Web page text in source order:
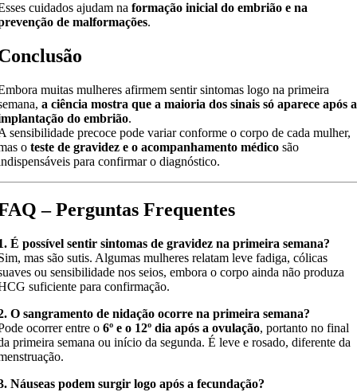
cuidados ajudam naformação inicial do embrião e na
de malformações.
muitas mulheres afirmem sentir sintomas logo na primeira
a ciência mostra que a maioria dos sinais só aparece após a
do embrião.
sensibilidade precoce pode variar conforme o corpo de cada mulher,
oteste de gravidez e o acompanhamento médico são
para confirmar o diagnóstico.
– Perguntas Frequentes
É possível sentir sintomas de gravidez na primeira semana?
mas são sutis. Algumas mulheres relatam leve fadiga, cólicas
ou sensibilidade nos seios, embora o corpo ainda não produza
suficiente para confirmação.
O sangramento de nidação ocorre na primeira semana?
ocorrer entre o6º e o 12º dia após a ovulação, portanto no final
primeira semana ou início da segunda. É leve e rosado, diferente da
Náuseas podem surgir logo após a fecundação?